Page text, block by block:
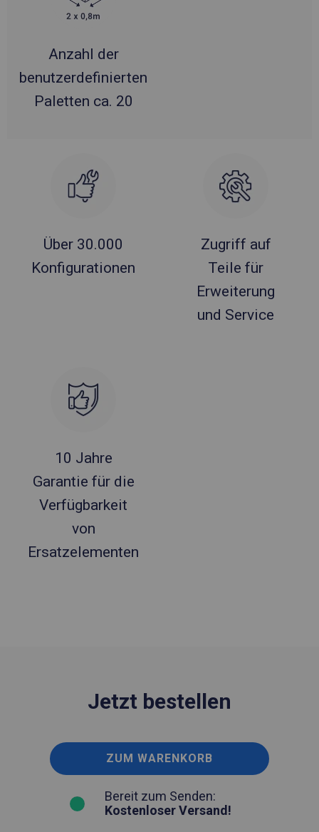
Anzahl der
benutzerdefinierten
Paletten ca. 20
Über 30.000
Konfigurationen
Zugriff auf
Teile für
Erweiterung
und Service
10 Jahre
Garantie für die
Verfügbarkeit
von
Ersatzelementen
Jetzt bestellen
ZUM WARENKORB
Bereit zum Senden:
Kostenloser Versand!